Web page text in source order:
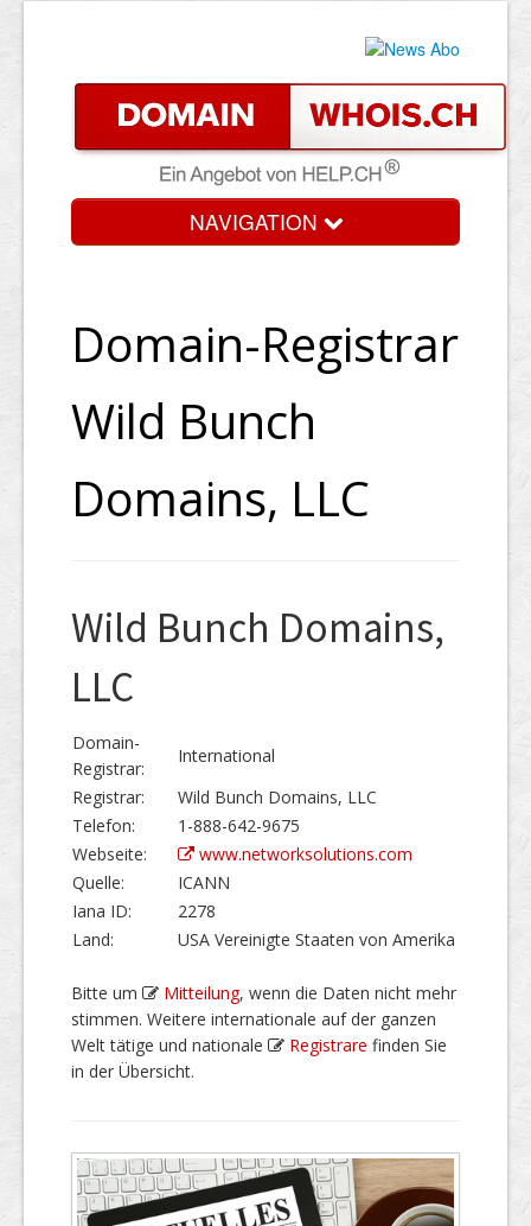
NAVIGATION
Domain-Registrar
Wild Bunch
Domains, LLC
Wild Bunch Domains,
LLC
Domain-
Registrar:
International
Registrar:
Wild Bunch Domains, LLC
Telefon:
1-888-642-9675
Webseite:
www.networksolutions.com
Quelle:
ICANN
Iana ID:
2278
Land:
USA Vereinigte Staaten von Amerika
Bitte um Mitteilung, wenn die Daten nicht mehr
stimmen. Weitere internationale auf der ganzen
Welt tätige und nationale
Registrare finden Sie
in der Übersicht.